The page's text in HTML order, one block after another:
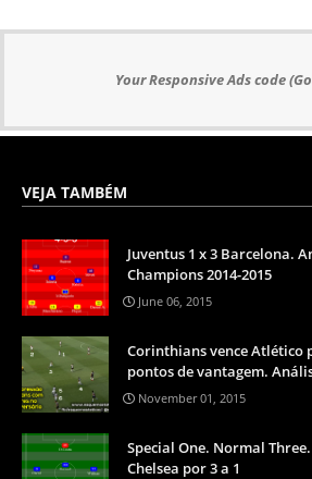
Your Responsive Ads code
VEJA TAMBÉM
Juventus 1 x 3 Barcelona.
Champions 2014-2015
June 06, 2015
Corinthians vence Atlético
pontos de vantagem.
November 01, 2015
Special One. Normal
Chelsea por 3 a 1